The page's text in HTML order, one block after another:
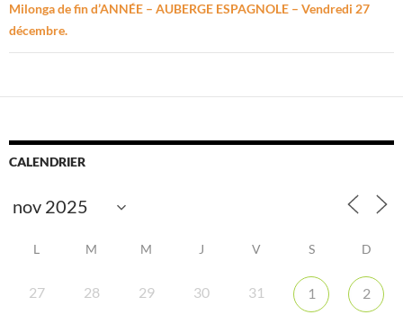
Milonga de fin d’ANNÉE – AUBERGE ESPAGNOLE – Vendredi 27
décembre.
CALENDRIER
L M M J V S D
27 28 29 30 31 1 2